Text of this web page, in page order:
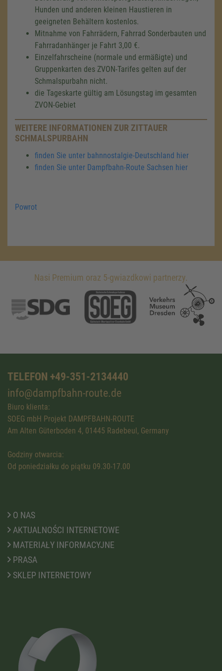
Hunden und anderen kleinen Haustieren in
geeigneten Behältern kostenlos.
Mitnahme von Fahrrädern, Fahrrad Sonderbauten und
Fahrradanhänger je Fahrt 3,00 €.
Einzelfahrscheine (normale und ermäßigte) und
Gruppenkarten des ZVON-Tarifes gelten auf der
Schmalspurbahn nicht.
die Tageskarte gültig am Lösungstag im gesamten
ZVON-Gebiet
WEITERE INFORMATIONEN ZUR ZITTAUER
SCHMALSPURBAHN
finden Sie unter bahnnostalgie-Deutschland hier
finden Sie unter Dampfbahn-Route Sachsen hier
Powrot
Nasi Premium oraz 5-gwiazdkowi partnerzy.
TELEFON +49-351-2134440
info@dampfbahn-route.de
Biuro klienta:
SOEG mbH Projekt DAMPFBAHN-ROUTE
Am Alten Güterboden 4, 01445 Radebeul, Germany
Godziny otwarcia:
Od poniedziałku do piątku 09.30-17.00
O NAS
AKTUALNOŚCI INTERNETOWE
MATERIAŁY INFORMACYJNE
PRASA
SKLEP INTERNETOWY